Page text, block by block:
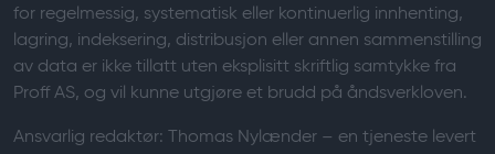
for regelmessig, systematisk eller kontinuerlig innhenting,
lagring, indeksering, distribusjon eller annen sammenstilling
av data er ikke tillatt uten eksplisitt skriftlig samtykke fra
Proff AS, og vil kunne utgjøre et brudd på åndsverkloven.
Ansvarlig redaktør: Thomas Nylænder – en tjeneste levert